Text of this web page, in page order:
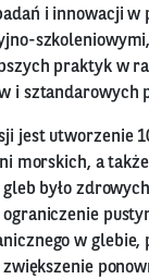
i innowacji w
praktyk w
i sztandarowych
jest utworzenie
morskich, a
było
w